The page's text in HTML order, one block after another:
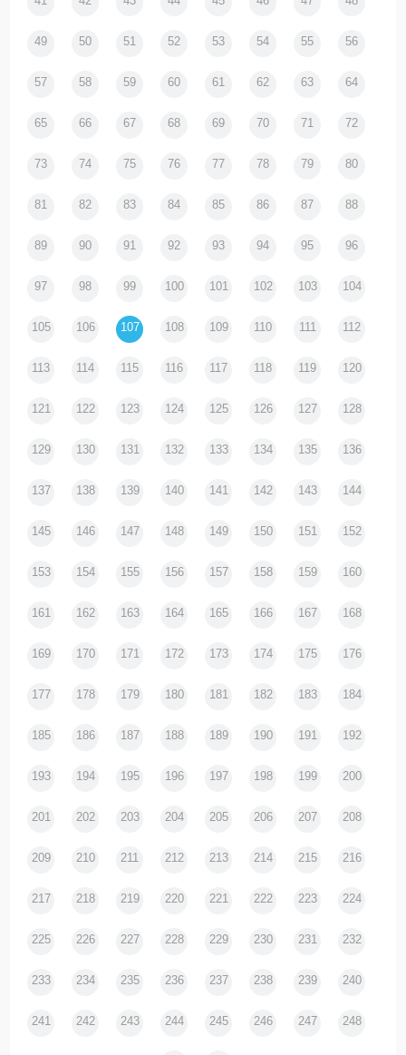
49 50 51 52 53 54 55 56
57 58 59 60 61 62 63 64
65 66 67 68 69 70 71 72
73 74 75 76 77 78 79 80
81 82 83 84 85 86 87 88
89 90 91 92 93 94 95 96
97 98 99 100 101 102 103 104
105 106 107 108 109 110 111 112
113 114 115 116 117 118 119 120
121 122 123 124 125 126 127 128
129 130 131 132 133 134 135 136
137 138 139 140 141 142 143 144
145 146 147 148 149 150 151 152
153 154 155 156 157 158 159 160
161 162 163 164 165 166 167 168
169 170 171 172 173 174 175 176
177 178 179 180 181 182 183 184
185 186 187 188 189 190 191 192
193 194 195 196 197 198 199 200
201 202 203 204 205 206 207 208
209 210 211 212 213 214 215 216
217 218 219 220 221 222 223 224
225 226 227 228 229 230 231 232
233 234 235 236 237 238 239 240
241 242 243 244 245 246 247 248